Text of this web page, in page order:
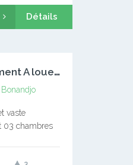
Détails
A
ppartement A louer Bonandjo
Bonandjo
vaste
03 chambres